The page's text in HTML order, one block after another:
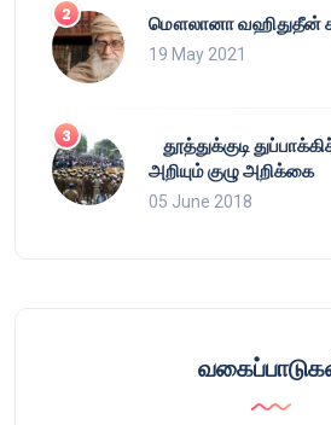
மௌலானா வஹிதுதீன்
19 May 2021
தூத்துக்குடி
அறியும் குழு அறிக்கை
05 June 2018